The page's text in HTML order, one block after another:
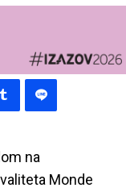
na
Monde